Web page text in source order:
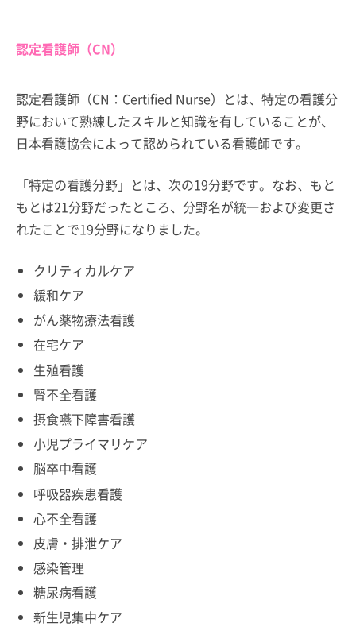
認定看護師（CN）
認定看護師（CN：Certified Nurse）とは、特定の看護分
野において熟練したスキルと知識を有していることが、
日本看護協会によって認められている看護師です。
「特定の看護分野」とは、次の19分野です。なお、もと
もとは21分野だったところ、分野名が統一および変更さ
れたことで19分野になりました。
クリティカルケア
緩和ケア
がん薬物療法看護
在宅ケア
生殖看護
腎不全看護
摂食嚥下障害看護
小児プライマリケア
脳卒中看護
呼吸器疾患看護
心不全看護
皮膚・排泄ケア
感染管理
糖尿病看護
新生児集中ケア